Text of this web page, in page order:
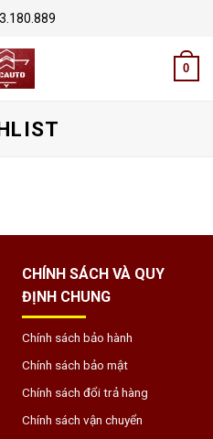
0
CHÍNH SÁCH VÀ QUY
ĐỊNH CHUNG
Chính sách bảo hành
Chính sách bảo mật
Chính sách đổi trả hàng
Chính sách vận chuyển